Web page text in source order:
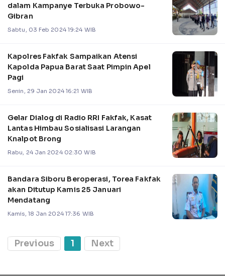
dalam Kampanye Terbuka Probowo-
Gibran
Sabtu, 03 Feb 2024 19:24 WIB
Kapolres Fakfak Sampaikan Atensi
Kapolda Papua Barat Saat Pimpin Apel
Pagi
Senin, 29 Jan 2024 16:21 WIB
Gelar Dialog di Radio RRI Fakfak, Kasat
Lantas Himbau Sosialisasi Larangan
Knalpot Brong
Rabu, 24 Jan 2024 02:30 WIB
Bandara Siboru Beroperasi, Torea Fakfak
akan Ditutup Kamis 25 Januari
Mendatang
Kamis, 18 Jan 2024 17:36 WIB
Previous 1 Next